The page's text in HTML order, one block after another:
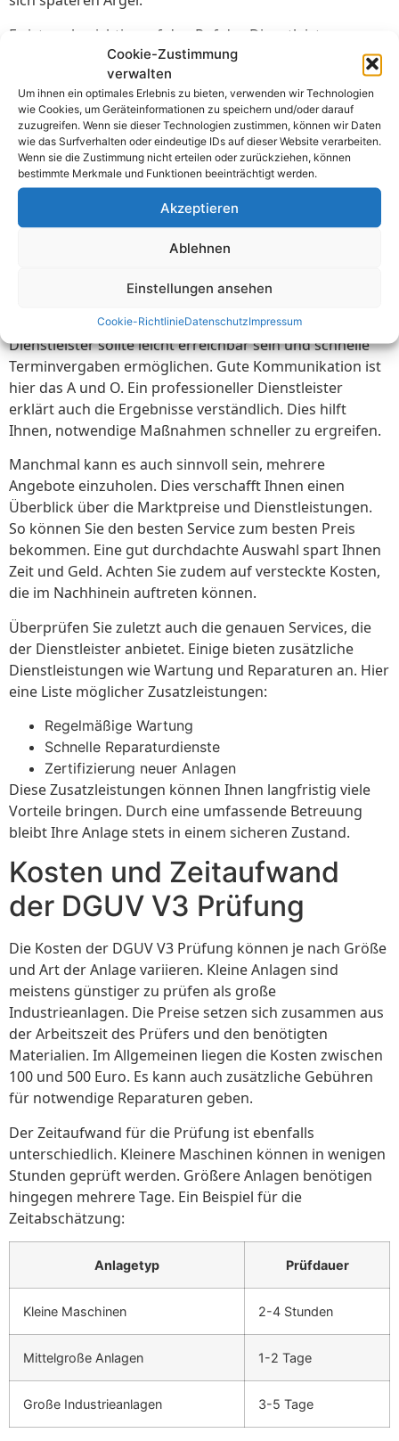
Cookie-Zustimmung
verwalten
Um ihnen ein optimales Erlebnis zu bieten, verwenden wir Technologien
wie Cookies, um Geräteinformationen zu speichern und/oder darauf
zuzugreifen. Wenn sie dieser Technologien zustimmen, können wir Daten
wie das Surfverhalten oder eindeutige IDs auf dieser Website verarbeiten.
Wenn sie die Zustimmung nicht erteilen oder zurückziehen, können
bestimmte Merkmale und Funktionen beeinträchtigt werden.
Akzeptieren
Ablehnen
Einstellungen ansehen
Cookie-RichtlinieDatenschutzImpressum
Es ist auch wichtig, auf den Ruf des Dienstleisters zu
achten. Erfahrene Dienstleister haben oft Referenzen
und Kundenbewertungen. Eine Übersicht der Anbieter
kann hilfreich sein:
Anbieter Zertifizierungen Kundenbewertungen
Prüfservice
DIN VDE 0105,
★★★★☆
DIN VDE 0105
Ein weiterer wichtiger Faktor ist der Kundenservice. Der
Dienstleister sollte leicht erreichbar sein und schnelle
Terminvergaben ermöglichen. Gute Kommunikation ist
hier das A und O. Ein professioneller Dienstleister
erklärt auch die Ergebnisse verständlich. Dies hilft
Ihnen, notwendige Maßnahmen schneller zu ergreifen.
Manchmal kann es auch sinnvoll sein, mehrere
Angebote einzuholen. Dies verschafft Ihnen einen
Überblick über die Marktpreise und Dienstleistungen.
So können Sie den besten Service zum besten Preis
bekommen. Eine gut durchdachte Auswahl spart Ihnen
Zeit und Geld. Achten Sie zudem auf versteckte Kosten,
die im Nachhinein auftreten können.
Überprüfen Sie zuletzt auch die genauen Services, die
der Dienstleister anbietet. Einige bieten zusätzliche
Dienstleistungen wie Wartung und Reparaturen an. Hier
eine Liste möglicher Zusatzleistungen:
Regelmäßige Wartung
Schnelle Reparaturdienste
Zertifizierung neuer Anlagen
Diese Zusatzleistungen können Ihnen langfristig viele
Vorteile bringen. Durch eine umfassende Betreuung
bleibt Ihre Anlage stets in einem sicheren Zustand.
Kosten und Zeitaufwand
der DGUV V3 Prüfung
Die Kosten der DGUV V3 Prüfung können je nach Größe
und Art der Anlage variieren. Kleine Anlagen sind
meistens günstiger zu prüfen als große
Industrieanlagen. Die Preise setzen sich zusammen aus
der Arbeitszeit des Prüfers und den benötigten
Materialien. Im Allgemeinen liegen die Kosten zwischen
100 und 500 Euro. Es kann auch zusätzliche Gebühren
für notwendige Reparaturen geben.
Der Zeitaufwand für die Prüfung ist ebenfalls
unterschiedlich. Kleinere Maschinen können in wenigen
Stunden geprüft werden. Größere Anlagen benötigen
hingegen mehrere Tage. Ein Beispiel für die
Zeitabschätzung:
Anlagetyp Prüfdauer
Kleine Maschinen 2-4 Stunden
Mittelgroße Anlagen 1-2 Tage
Große Industrieanlagen 3-5 Tage